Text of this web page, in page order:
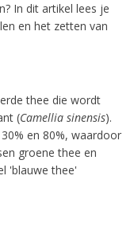
In dit artikel lees je
en het zetten van
thee die wordt
(Camellia sinensis).
en 80%, waardoor
groene thee en
'blauwe thee'